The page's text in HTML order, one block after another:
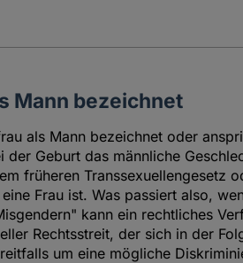
Mann bezeichnet
als Mann bezeichnet oder
der Geburt das männliche
früheren Transsexuellengesetz
Frau ist. Was passiert also,
kann ein rechtliches
Rechtsstreit, der sich in der
um eine mögliche